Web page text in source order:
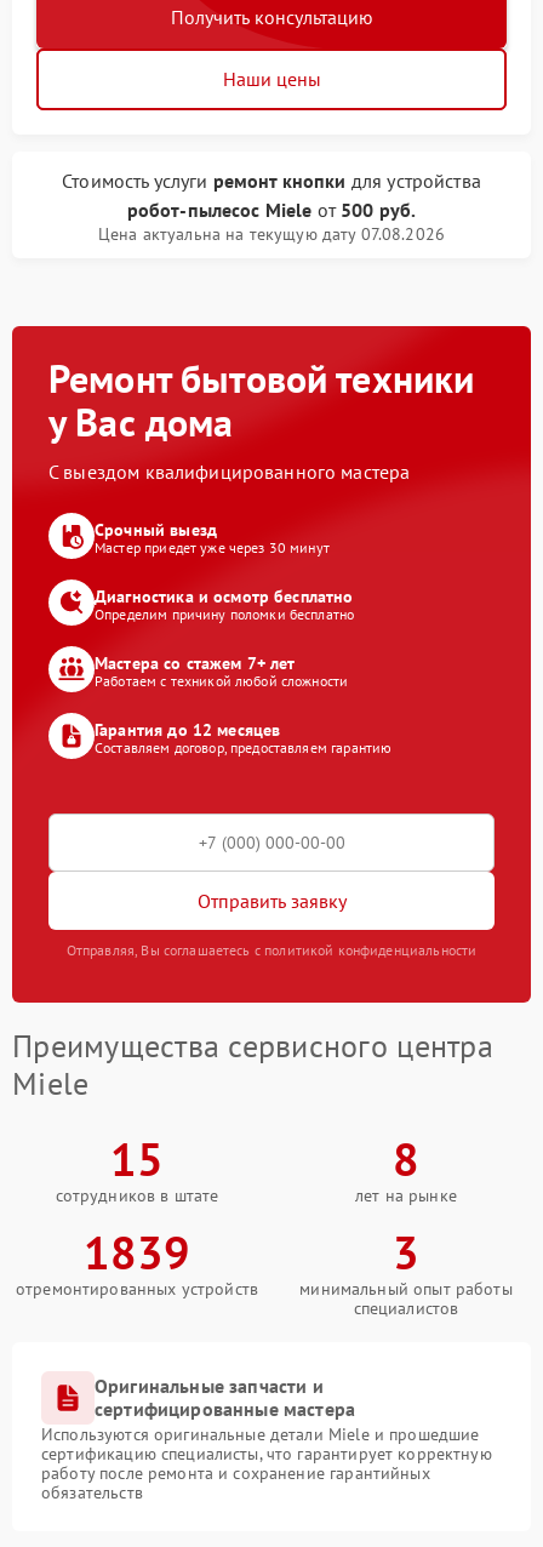
Получить консультацию
Наши цены
Стоимость услуги ремонт кнопки для устройства
робот-пылесос Miele от 500 руб.
Цена актуальна на текущую дату 07.08.2026
Ремонт бытовой техники
у Вас дома
С выездом квалифицированного мастера
Срочный выезд
Мастер приедет уже через 30 минут
Диагностика и осмотр бесплатно
Определим причину поломки бесплатно
Мастера со стажем 7+ лет
Работаем с техникой любой сложности
Гарантия до 12 месяцев
Составляем договор, предоставляем гарантию
Отправить заявку
Отправляя, Вы соглашаетесь с политикой конфиденциальности
Преимущества сервисного центра
Miele
15
сотрудников в штате
8
лет на рынке
1839
отремонтированных устройств
3
минимальный опыт работы
специалистов
Оригинальные запчасти и
сертифицированные мастера
Используются оригинальные детали Miele и прошедшие
сертификацию специалисты, что гарантирует корректную
работу после ремонта и сохранение гарантийных
обязательств